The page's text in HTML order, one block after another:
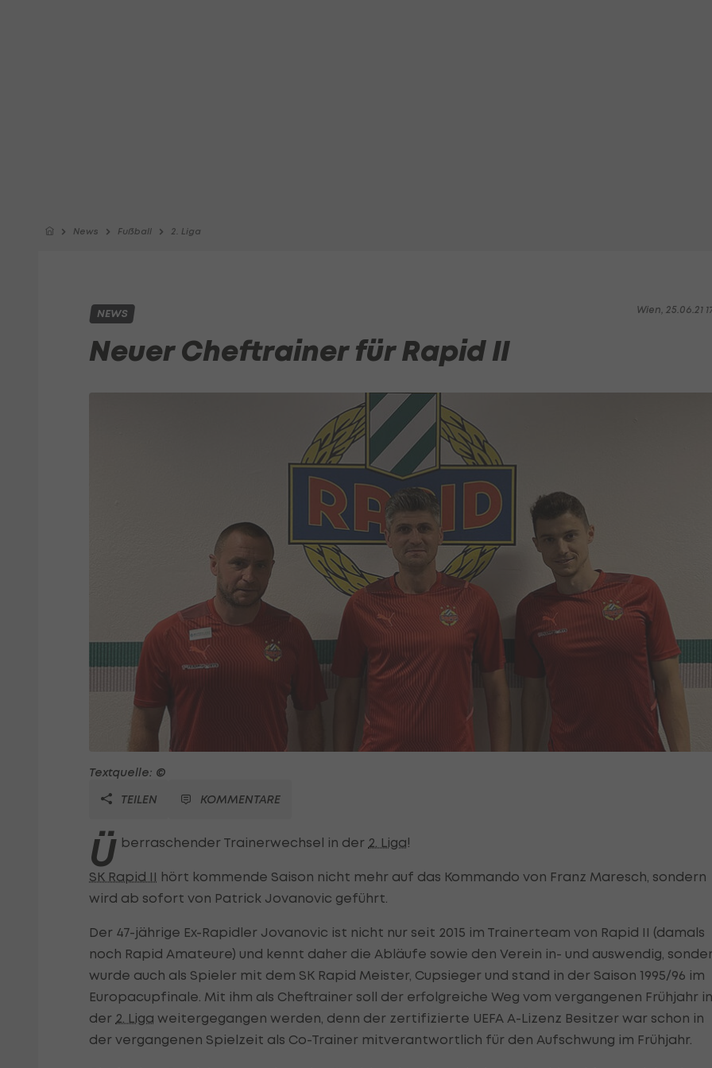
News Fußball 2. Liga
Wien, 25.06.21
NEWS
Neuer Cheftrainer für Rapid II
Textquelle: ©
TEILEN
KOMMENTARE
Ü berraschender Trainerwechsel in der 2. Liga!
SK Rapid II hört kommende Saison nicht mehr auf das Kommando von Franz Maresch, sondern
wird ab sofort von Patrick Jovanovic geführt.
Der 47-jährige Ex-Rapidler Jovanovic ist nicht nur seit 2015 im Trainerteam von Rapid II (damals
noch Rapid Amateure) und kennt daher die Abläufe sowie den Verein in- und auswendig,
wurde auch als Spieler mit dem SK Rapid Meister, Cupsieger und stand in der Saison 1995/96 im
Europacupfinale. Mit ihm als Cheftrainer soll der erfolgreiche Weg vom vergangenen Frühjahr in
der 2. Liga weitergegangen werden, denn der zertifizierte UEFA A-Lizenz Besitzer war schon in
der vergangenen Spielzeit als Co-Trainer mitverantwortlich für den Aufschwung im Frühjahr.